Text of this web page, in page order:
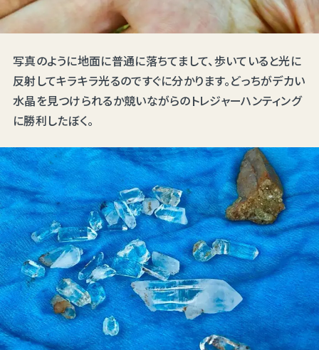
写真のように地面に普通に落ちてまして、歩いていると光に
反射してキラキラ光るのですぐに分かります。どっちがデカい
水晶を見つけられるか競いながらのトレジャーハンティング
に勝利したぼく。